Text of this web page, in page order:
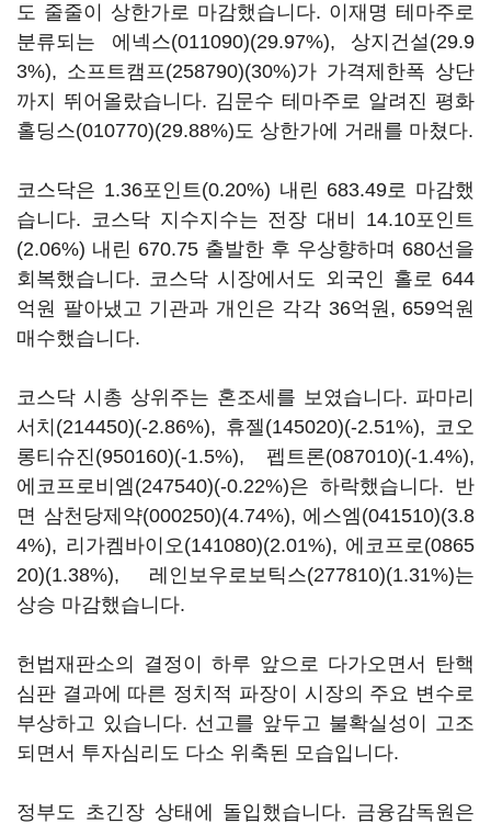
도 줄줄이 상한가로 마감했습니다. 이재명 테마주로
분류되는 에넥스(011090)(29.97%), 상지건설(29.9
3%), 소프트캠프(258790)(30%)가 가격제한폭 상단
까지 뛰어올랐습니다. 김문수 테마주로 알려진 평화
홀딩스(010770)(29.88%)도 상한가에 거래를 마쳤다.
코스닥은 1.36포인트(0.20%) 내린 683.49로 마감했
습니다. 코스닥 지수지수는 전장 대비 14.10포인트
(2.06%) 내린 670.75 출발한 후 우상향하며 680선을
회복했습니다. 코스닥 시장에서도 외국인 홀로 644
억원 팔아냈고 기관과 개인은 각각 36억원, 659억원
매수했습니다.
코스닥 시총 상위주는 혼조세를 보였습니다. 파마리
서치(214450)(-2.86%), 휴젤(145020)(-2.51%), 코오
롱티슈진(950160)(-1.5%), 펩트론(087010)(-1.4%),
에코프로비엠(247540)(-0.22%)은 하락했습니다. 반
면 삼천당제약(000250)(4.74%), 에스엠(041510)(3.8
4%), 리가켐바이오(141080)(2.01%), 에코프로(0865
20)(1.38%), 레인보우로보틱스(277810)(1.31%)는
상승 마감했습니다.
헌법재판소의 결정이 하루 앞으로 다가오면서 탄핵
심판 결과에 따른 정치적 파장이 시장의 주요 변수로
부상하고 있습니다. 선고를 앞두고 불확실성이 고조
되면서 투자심리도 다소 위축된 모습입니다.
정부도 초긴장 상태에 돌입했습니다. 금융감독원은